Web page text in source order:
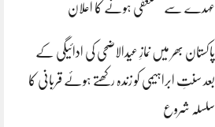
عہدے سے مستعفی ہونے کا اعلان
پاکستان بھر میں نمازِ عیدالاضحی کی ادائیگی کے
بعد سنتِ ابراہیمی کو زندہ رکھتے ہوئے قربانی کا
سلسلہ شروع